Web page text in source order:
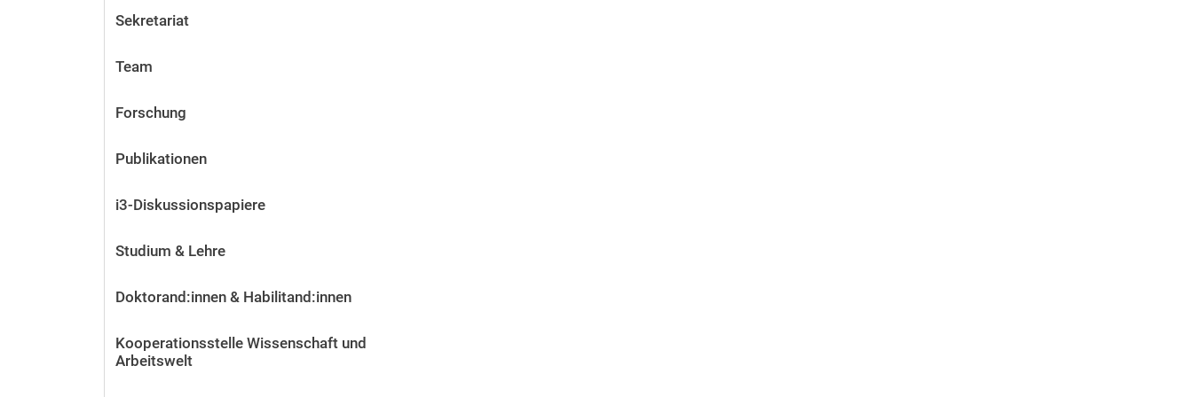
Sekretariat
Team
Forschung
Publikationen
i3-Diskussionspapiere
Studium & Lehre
Doktorand:innen & Habilitand:innen
Kooperationsstelle Wissenschaft und
Arbeitswelt